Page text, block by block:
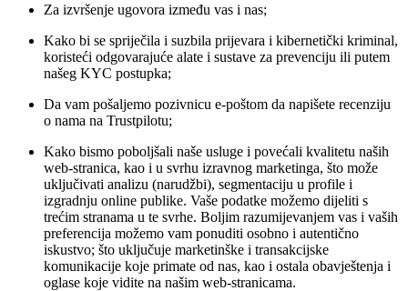
Za izvršenje ugovora između vas i nas;
Kako bi se spriječila i suzbila prijevara i kibernetički kriminal,
koristeći odgovarajuće alate i sustave za prevenciju ili putem
našeg KYC postupka;
Da vam pošaljemo pozivnicu e-poštom da napišete recenziju
o nama na Trustpilotu;
Kako bismo poboljšali naše usluge i povećali kvalitetu naših
web-stranica, kao i u svrhu izravnog marketinga, što može
uključivati analizu (narudžbi), segmentaciju u profile i
izgradnju online publike. Vaše podatke možemo dijeliti s
trećim stranama u te svrhe. Boljim razumijevanjem vas i vaših
preferencija možemo vam ponuditi osobno i autentično
iskustvo; što uključuje marketinške i transakcijske
komunikacije koje primate od nas, kao i ostala obavještenja i
oglase koje vidite na našim web-stranicama.